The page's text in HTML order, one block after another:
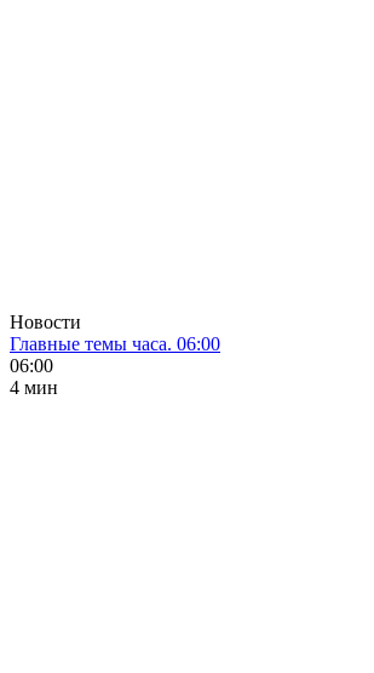
Новости
Главные темы часа. 06:00
06:00
4 мин